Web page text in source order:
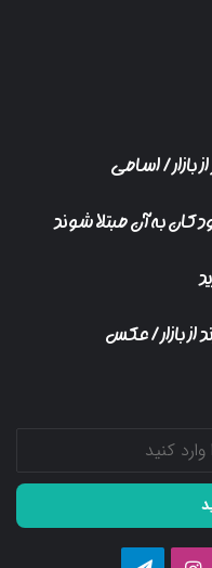
به آن مبتلا شوند
بازار/ عکس